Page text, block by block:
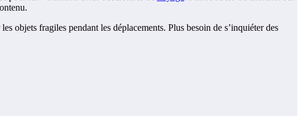
objets fragiles pendant les déplacements. Plus besoin de s’inquiéter des